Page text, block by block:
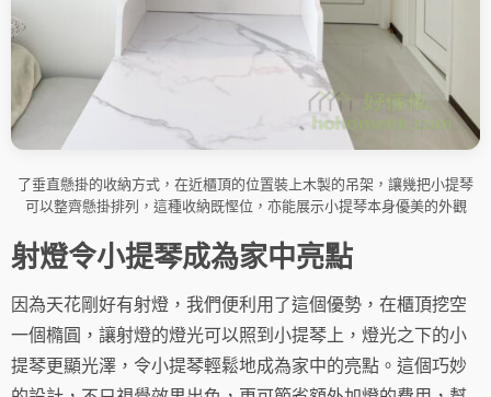
了垂直懸掛的收納方式，在近櫃頂的位置裝上木製的吊架，讓幾把小提琴
可以整齊懸掛排列，這種收納既慳位，亦能展示小提琴本身優美的外觀
射燈令小提琴成為家中亮點
因為天花剛好有射燈，我們便利用了這個優勢，在櫃頂挖空
一個橢圓，讓射燈的燈光可以照到小提琴上，燈光之下的小
提琴更顯光澤，令小提琴輕鬆地成為家中的亮點。這個巧妙